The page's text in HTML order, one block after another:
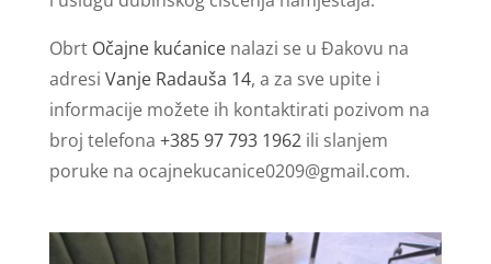
Obrt Očajne kućanicenalazi se u Đakovu na
adresi Vanje Radauša 14, a za sve upite i
informacije možete ih kontaktirati pozivom na
broj telefona +385 97 793 1962ili slanjem
poruke na ocajnekucanice0209@gmail.com.